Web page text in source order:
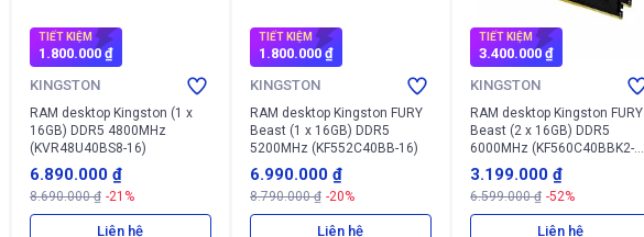
TIẾT KIỆM
1.800.000 ₫
KINGSTON
RAM desktop Kingston (1 x
16GB) DDR5 4800MHz
(KVR48U40BS8-16)
6.890.000 ₫
8.690.000 ₫ -21%
Liên hệ
TIẾT KIỆM
1.800.000 ₫
KINGSTON
RAM desktop Kingston FURY
Beast (1 x 16GB) DDR5
5200MHz (KF552C40BB-16)
6.990.000 ₫
8.790.000 ₫ -20%
Liên hệ
TIẾT KIỆM
3.400.000 ₫
KINGSTON
RAM desktop Kingston FURY
Beast (2 x 16GB) DDR5
6000MHz (KF560C40BBK2-
32)
3.199.000 ₫
6.599.000 ₫ -52%
Liên hệ